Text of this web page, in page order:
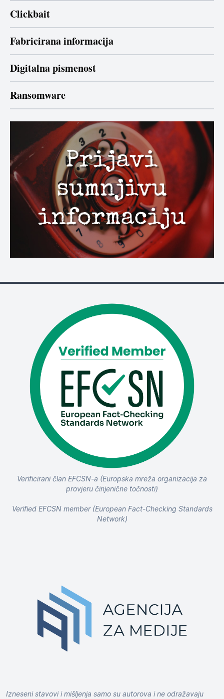
Clickbait
Fabricirana informacija
Digitalna pismenost
Ransomware
Verificirani član EFCSN-a (Europska mreža organizacija za
provjeru činjenične točnosti)
Verified EFCSN member (European Fact-Checking Standards
Network)
Izneseni stavovi i mišljenja samo su autorova i ne odražavaju